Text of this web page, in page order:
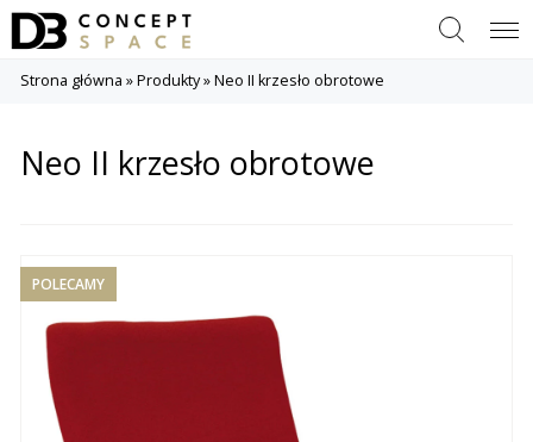
Szukaj Menu
Strona główna »Produkty»Neo II krzesło obrotowe
Neo II krzesło obrotowe
POLECAMY